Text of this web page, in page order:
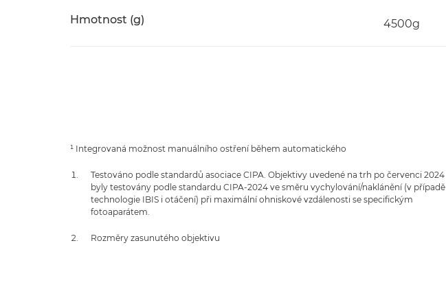
Hmotnost (g) 4500g
¹ Integrovaná možnost manuálního ostření během automatického
Testováno podle standardů asociace CIPA. Objektivy uvedené na trh po červenci 2024
byly testovány podle standardu CIPA-2024 ve směru vychylování/naklánění (v případě
technologie IBIS i otáčení) při maximální ohniskové vzdálenosti se specifickým
fotoaparátem.
Rozměry zasunutého objektivu